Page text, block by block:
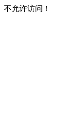
不允许访问！